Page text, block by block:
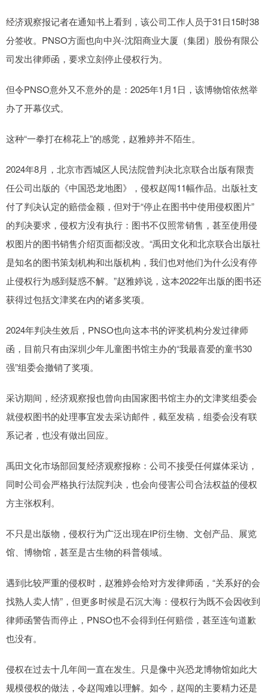
经济观察报记者在通知书上看到，该公司工作人员于31日15时38
分签收。PNSO方面也向中兴-沈阳商业大厦（集团）股份有限公
司发出律师函，要求立刻停止侵权行为。
但令PNSO意外又不意外的是：2025年1月1日，该博物馆依然举
办了开幕仪式。
这种“一拳打在棉花上”的感觉，赵雅婷并不陌生。
2024年8月，北京市西城区人民法院曾判决北京联合出版有限责
任公司出版的《中国恐龙地图》，侵权赵闯11幅作品。出版社支
付了判决认定的赔偿金额，但对于“停止在图书中使用侵权图片”
的判决要求，侵权方没有执行：图书不仅照常销售，甚至使用侵
权图片的图书销售介绍页面都没改。“禹田文化和北京联合出版社
是知名的图书策划机构和出版机构，我们也对他们为什么没有停
止侵权行为感到疑惑不解。”赵雅婷说，这本2022年出版的图书还
获得过包括文津奖在内的诸多奖项。
2024年判决生效后，PNSO也向这本书的评奖机构分发过律师
函，目前只有由深圳少年儿童图书馆主办的“我最喜爱的童书30
强”组委会撤销了奖项。
采访期间，经济观察报也曾向由国家图书馆主办的文津奖组委会
就侵权图书的处理事宜发去采访邮件，截至发稿，组委会没有联
系记者，也没有做出回应。
禹田文化市场部回复经济观察报称：公司不接受任何媒体采访，
同时公司会严格执行法院判决，也会向侵害公司合法权益的侵权
方主张权利。
不只是出版物，侵权行为广泛出现在IP衍生物、文创产品、展览
馆、博物馆，甚至是古生物的科普领域。
遇到比较严重的侵权时，赵雅婷会给对方发律师函，“关系好的会
找熟人卖人情”，但更多时候是石沉大海：侵权行为既不会因收到
律师函警告而停止，PNSO也不会得到任何赔偿，甚至连句道歉
也没有。
侵权在过去十几年间一直在发生。只是像中兴恐龙博物馆如此大
规模侵权的做法，令赵闯难以理解。如今，赵闯的主要精力还是